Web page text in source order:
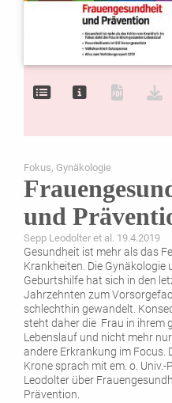
Fokus, Gynäkologie
und
Sepp Leodolter et al. 19.4.2019
Gesundheit ist mehr als das
Krankheiten. Die Gynäkologie
Geburtshilfe hat sich in den
Jahrzehnten zum
schlechthin gewandelt.
steht daher die Frau in ihrem
Lebenslauf und nicht mehr
andere Erkrankung im Focus.
Krone sprach mit em. o. Univ.-
Leodolter über
Prävention.